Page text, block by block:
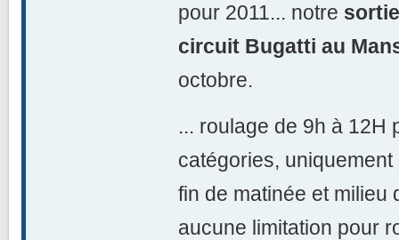
pour 2011... notre
circuit Bugatti au
octobre.
... roulage de 9h à 12H
catégories,
fin de matinée et milieu
aucune limitation pour